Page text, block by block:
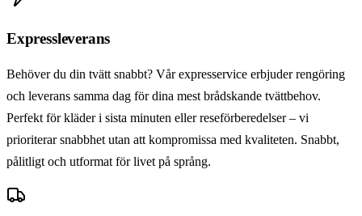
Expressleverans
Behöver du din tvätt snabbt? Vår expresservice erbjuder rengöring
och leverans samma dag för dina mest brådskande tvättbehov.
Perfekt för kläder i sista minuten eller reseförberedelser – vi
prioriterar snabbhet utan att kompromissa med kvaliteten. Snabbt,
pålitligt och utformat för livet på språng.